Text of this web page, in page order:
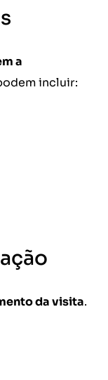
a
incluir:
da visita.